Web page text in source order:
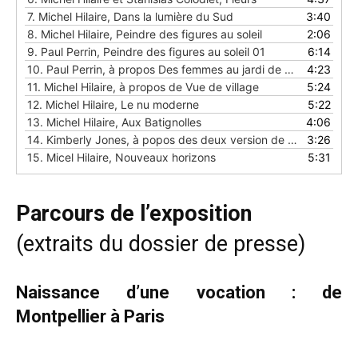
7. Michel Hilaire, Dans la lumière du Sud
3:40
8. Michel Hilaire, Peindre des figures au soleil
2:06
9. Paul Perrin, Peindre des figures au soleil 01
6:14
10. Paul Perrin, à propos Des femmes au jardi de Claude Monet
4:23
11. Michel Hilaire, à propos de Vue de village
5:24
12. Michel Hilaire, Le nu moderne
5:22
13. Michel Hilaire, Aux Batignolles
4:06
14. Kimberly Jones, à popos des deux version de Negresse aux pivoines
3:26
15. Micel Hilaire, Nouveaux horizons 5:31
Parcours de l’exposition
(extraits du dossier de presse)
Naissance d’une vocation : de
Montpellier à Paris